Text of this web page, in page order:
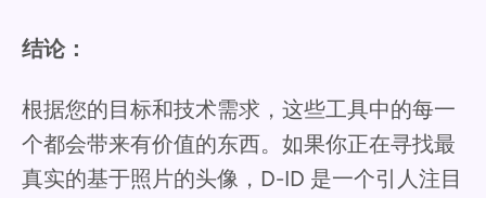
结论：
根据您的目标和技术需求，这些工具中的每一
个都会带来有价值的东西。如果你正在寻找最
真实的基于照片的头像，D-ID 是一个引人注目